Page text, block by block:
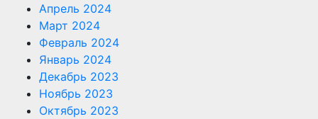
Апрель 2024
Март 2024
Февраль 2024
Январь 2024
Декабрь 2023
Ноябрь 2023
Октябрь 2023